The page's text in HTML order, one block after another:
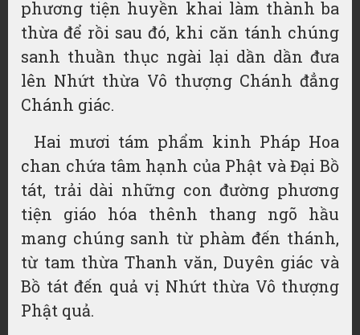
phương tiện huyền khai làm thành ba
thừa để rồi sau đó, khi căn tánh chúng
sanh thuần thục ngài lại dần dần đưa
lên Nhứt thừa Vô thượng Chánh đẳng
Chánh giác.
Hai mươi tám phẩm kinh Pháp Hoa
chan chứa tâm hạnh của Phật và Đại Bồ
tát, trải dài những con đường phương
tiện giáo hóa thênh thang ngõ hầu
mang chúng sanh từ phàm đến thánh,
từ tam thừa Thanh văn, Duyên giác và
Bồ tát đến quả vị Nhứt thừa Vô thượng
Phật quả.